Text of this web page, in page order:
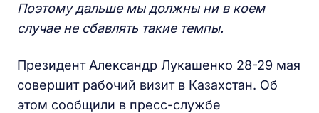
Поэтому дальше мы должны ни в коем
случае не сбавлять такие темпы.
Президент Александр Лукашенко 28-29 мая
совершит рабочий визит в Казахстан. Об
этом сообщили в пресс-службе